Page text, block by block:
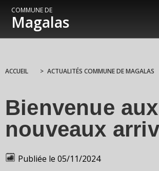
COMMUNE DE
Magalas
ACCUEIL > ACTUALITÉS COMMUNE DE MAGALAS
Bienvenue aux
nouveaux
Publiée le 05/11/2024